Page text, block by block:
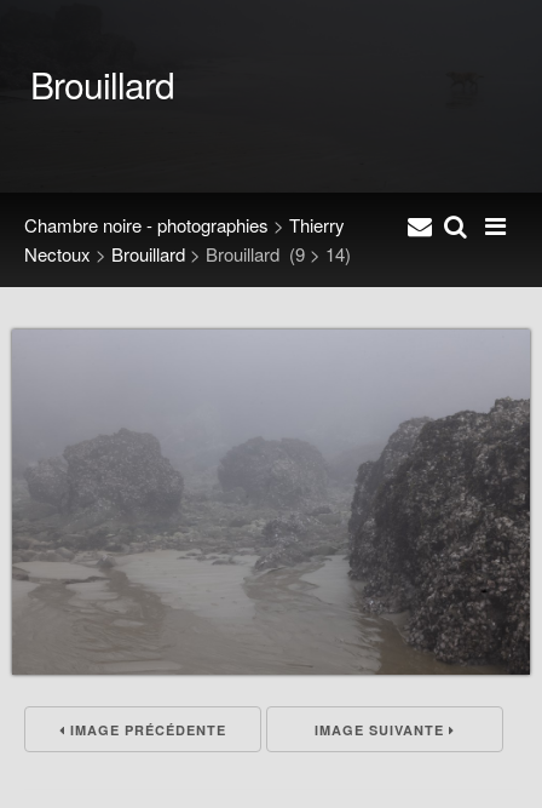
Brouillard
Chambre noire - photographies > Thierry
Nectoux > Brouillard > Brouillard (9 > 14)
IMAGE PRÉCÉDENTE IMAGE SUIVANTE